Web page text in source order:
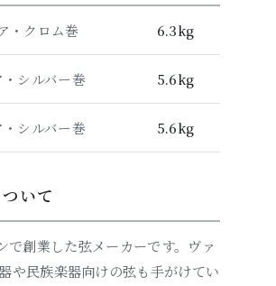
・クロム巻 6.3kg
シルバー巻 5.6kg
シルバー巻 5.6kg
いて
創業した弦メーカーです。ヴァ
や民族楽器向けの弦も手がけてい